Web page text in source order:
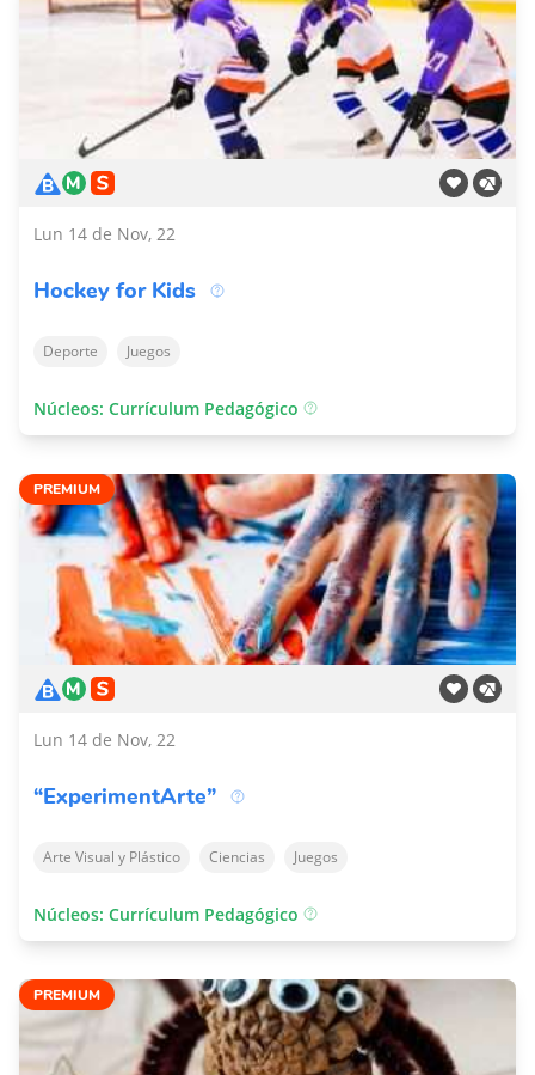
Lun 14 de Nov, 22
Hockey for Kids
Deporte Juegos
Núcleos: Currículum Pedagógico
PREMIUM
Lun 14 de Nov, 22
“ExperimentArte”
Arte Visual y Plástico Ciencias Juegos
Núcleos: Currículum Pedagógico
PREMIUM